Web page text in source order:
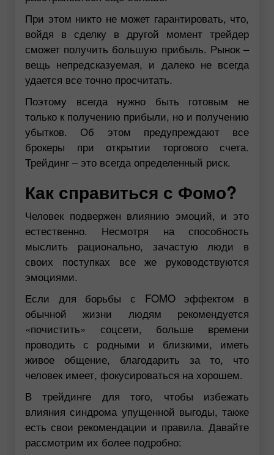
При этом никто не может гарантировать, что,
войдя в сделку в другой момент трейдер
сможет получить большую прибыль. Рынок –
вещь непредсказуемая, и далеко не всегда
удается все точно просчитать.
Поэтому всегда нужно быть готовым не
только к получению прибыли, но и получению
убытков. Об этом предупреждают все
брокеры при открытии торгового счета.
Трейдинг – это всегда определенный риск.
Как справиться с Фомо?
Человек подвержен влиянию эмоций, и это
естественно. Несмотря на способность
мыслить рационально, зачастую люди в
своих поступках все же руководствуются
эмоциями.
Если для борьбы с FOMO эффектом в
обычной жизни людям рекомендуется
«почистить» соцсети, больше времени
проводить с родными и близкими, иметь
живое общение, благодарить за то, что
человек имеет, фокусироваться на хорошем.
В трейдинге для того, чтобы избежать
влияния синдрома упущенной выгоды, также
есть свои рекомендации и правила. Давайте
рассмотрим их более подробно: